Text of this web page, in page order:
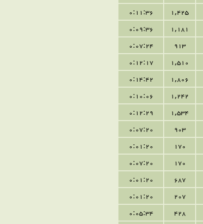
1,425
0:11:36
1,181
0:09:36
913
0:07:24
1,510
0:12:17
1,806
0: 14:42
1,242
0:10:06
1,534
0:12:29
903
0:07:20
170
0:01:20
170
0:07:20
687
0:01:20
207
0:01:20
428
0:05:34